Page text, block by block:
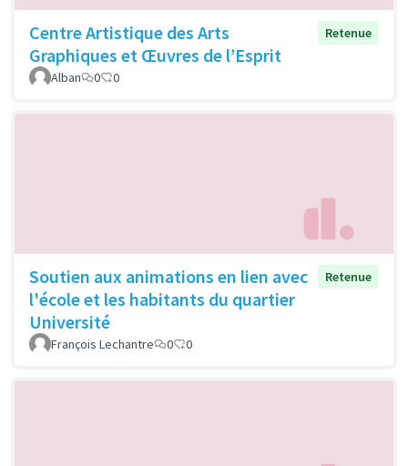
Centre Artistique des Arts
Graphiques et Œuvres de l’Esprit
Retenue
Alban 0 0
Soutien aux animations en lien avec
l'école et les habitants du quartier
Université
Retenue
François Lechantre 0 0